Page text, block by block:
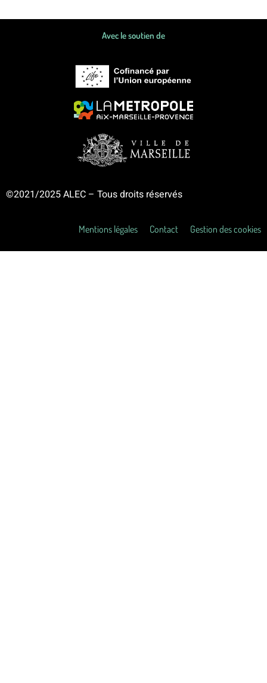
Avec le soutien de
©2021/2025 ALEC – Tous droits réservés
Mentions légales Contact Gestion des cookies